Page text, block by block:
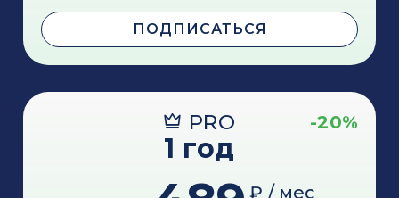
ПОДПИСАТЬСЯ
PRO -20%
1 год
₽ / мес